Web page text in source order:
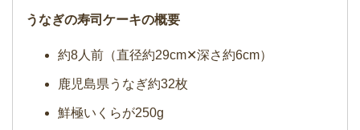
うなぎの寿司ケーキの概要
約8人前（直径約29cm✕深さ約6cm）
鹿児島県うなぎ約32枚
鮮極いくらが250g